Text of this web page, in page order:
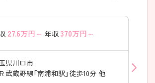
27.6万円～ 年収 370万円～
県川口市
武蔵野線「南浦和駅」徒歩10分 他